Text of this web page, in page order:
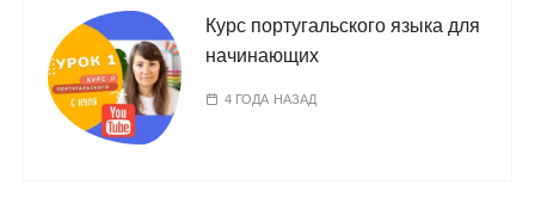
Курс португальского языка для
начинающих
4 ГОДА НАЗАД